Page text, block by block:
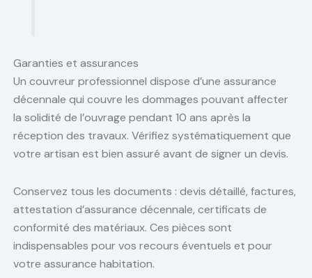
Garanties et assurances
Un couvreur professionnel dispose d’une assurance
décennale qui couvre les dommages pouvant affecter
la solidité de l’ouvrage pendant 10 ans après la
réception des travaux. Vérifiez systématiquement que
votre artisan est bien assuré avant de signer un devis.
Conservez tous les documents : devis détaillé, factures,
attestation d’assurance décennale, certificats de
conformité des matériaux. Ces pièces sont
indispensables pour vos recours éventuels et pour
votre assurance habitation.